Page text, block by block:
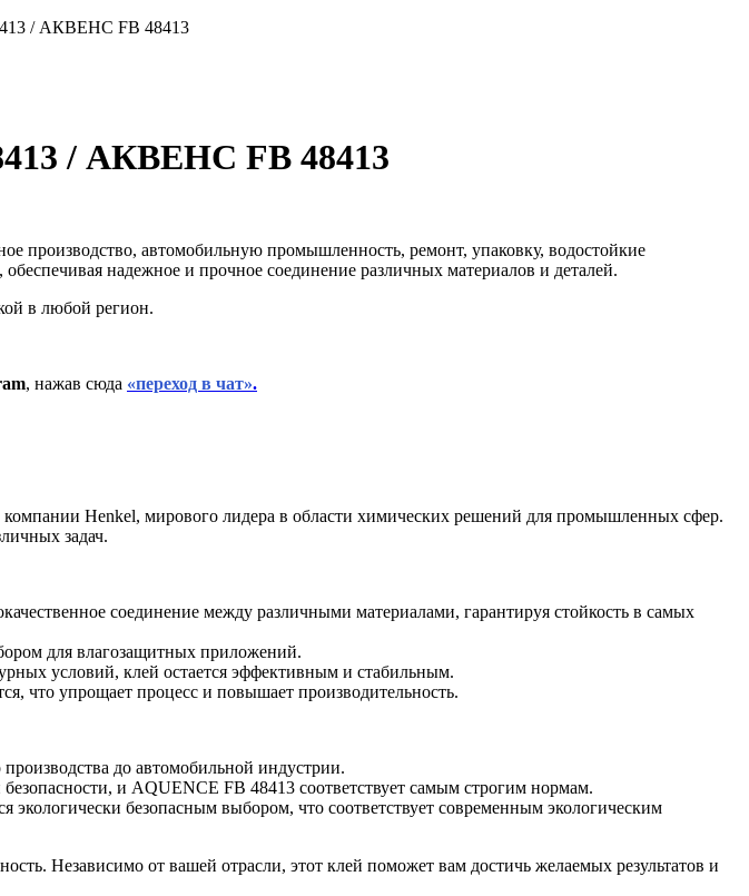
/ АКВЕНС FB 48413
/ АКВЕНС FB 48413
производство, автомобильную промышленность, ремонт, упаковку, водостойкие
надежное и прочное соединение различных материалов и деталей.
в любой регион.
, нажав сюда «переход в чат».
Henkel, мирового лидера в области химических решений для промышленных сфер.
задач.
соединение между различными материалами, гарантируя стойкость в самых
для влагозащитных приложений.
условий, клей остается эффективным и стабильным.
что упрощает процесс и повышает производительность.
до автомобильной индустрии.
и AQUENCE FB 48413 соответствует самым строгим нормам.
экологически безопасным выбором, что соответствует современным экологическим
Независимо от вашей отрасли, этот клей поможет вам достичь желаемых результатов и